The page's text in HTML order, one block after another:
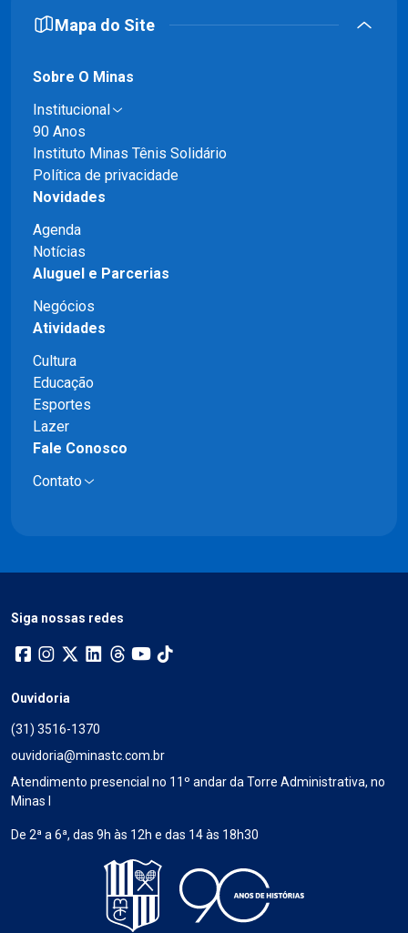
Mapa do Site
Sobre O Minas
Institucional
90 Anos
Instituto Minas Tênis Solidário
Política de privacidade
Novidades
Agenda
Notícias
Aluguel e Parcerias
Negócios
Atividades
Cultura
Educação
Esportes
Lazer
Fale Conosco
Contato
Siga nossas redes
Ouvidoria
(31) 3516-1370
ouvidoria@minastc.com.br
Atendimento presencial no 11º andar da Torre Administrativa, no
Minas I
De 2ª a 6ª, das 9h às 12h e das 14 às 18h30